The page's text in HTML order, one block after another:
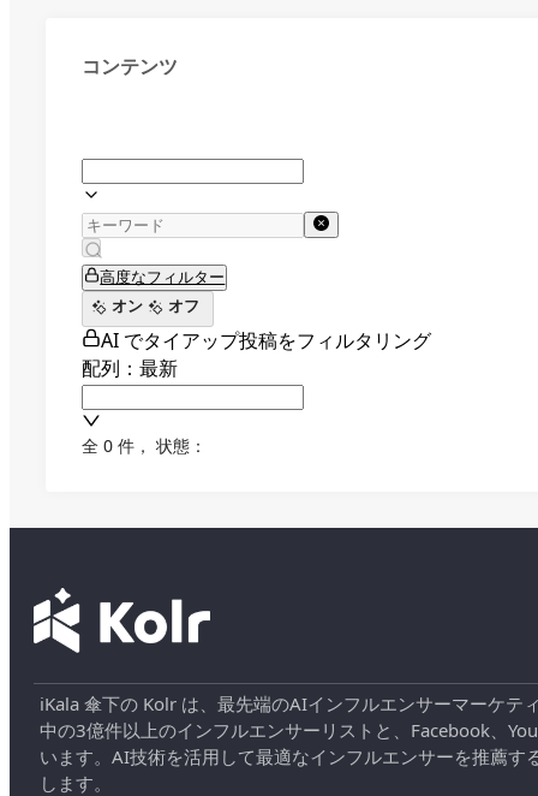
コンテンツ
高度なフィルター
オン
オフ
AI でタイアップ投稿をフィルタリング
配列：最新
全 0 件 ， 状態：
iKala 傘下の Kolr は、最先端のAIインフルエンサーマーケ
中の3億件以上のインフルエンサーリストと、Facebook、
います。AI技術を活用して最適なインフルエンサーを推薦
します。